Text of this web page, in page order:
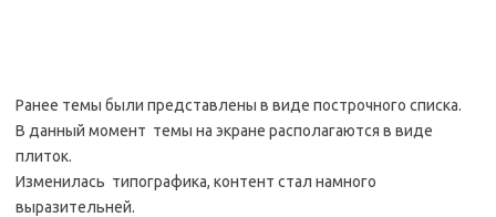
Ранее темы были представлены в виде построчного списка.
В данный момент темы на экране располагаются в виде
плиток.
Изменилась типографика, контент стал намного
выразительней.